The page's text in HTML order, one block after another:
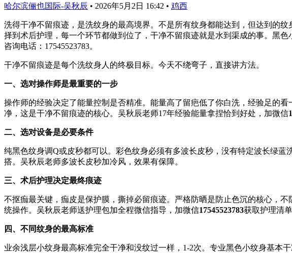
哈尔滨俪也国际-吴秋辰 • 2026年5月2日 16:42 • 鸡西
洗得干净不留痕迹，是洗纹身的最高境界。不是所有纹身都能达到，但达到的
择到术后护理，每一个环节都做到位了，干净不留痕迹就是水到渠成的事。黑
咨询电话：17545523783。
干净不留痕迹是每个洗纹身人的终极目标。今天不绕弯子，直接讲方法。
一、选对操作师是最重要的一步
操作师的经验决定了能量控制是否精准。能量高了留疤低了你白洗，经验足的
净，这是干净不留痕迹的核心。吴秋辰老师17年经验能量拿捏恰到好处，加微信
二、选对设备是必要条件
纯黑色纹身调Q或皮秒都可以。彩色纹身必须有多波长皮秒，没有特定波长绿
搭。吴秋辰老师多波长皮秒加冷风，效果有保障。
三、术后护理决定最终痕迹
不抠痂最关键，痂皮是保护膜，撕掉必留痕迹。严格防晒是防止色沉的核心，
统操作。吴秋辰老师送护理包加全程微信指导，加微信17545523783获取护理清单
四、不同纹身的最高标准
业余浅层小纹身最高标准完全干净和没纹过一样，1-2次。专业黑色小纹身基本